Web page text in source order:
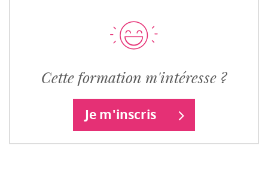
Cette formation m'intéresse ?
Je m'inscris